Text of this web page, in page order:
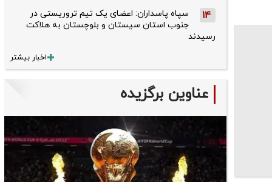
14
سپاه پاسداران: اعضای یک تیم تروریستی در
جنوب استان سیستان و بلوچستان به هلاکت
رسیدند
اخبار بیشتر
عناوین برگزیده